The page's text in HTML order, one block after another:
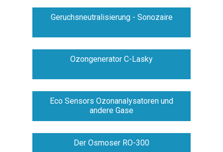
Geruchsneutralisierung - Sonozaire
Ozongenerator C-Lasky
Eco Sensors Ozonanalysatoren und
andere Gase
Der Osmoser RO-300